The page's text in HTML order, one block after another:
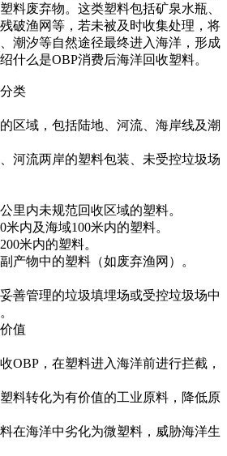
料废弃物。这类塑料包括矿泉水瓶、
破渔网等，若未被及时收集处理，将
潮汐等自然途径最终进入海洋，形成
什么是OBP消费后海洋回收塑料。
类
区域，包括陆地、河流、海岸线及潮
河流两岸的塑料包装、未受控垃圾场
里内未规范回收区域的塑料。
内及海域100米内的塑料。
米内的塑料。
产物中的塑料（如废弃渔网）。
善管理的垃圾填埋场或受控垃圾场中
值
OBP，在塑料进入海洋前进行拦截，
料转化为有价值的工业原料，降低原
在海洋中劣化为微塑料，威胁海洋生